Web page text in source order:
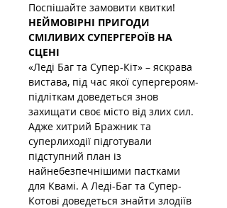
Поспішайте замовити квитки!
НЕЙМОВІРНІ ПРИГОДИ
СМІЛИВИХ СУПЕРГЕРОЇВ НА
СЦЕНІ
«Леді Баг та Супер-Кіт» – яскрава
вистава, під час якої супергероям-
підліткам доведеться знов
захищати своє місто від злих сил.
Адже хитрий Бражник та
суперлиходії підготували
підступний план із
найнебезпечнішими пастками
для Квамі. А Леді-Баг та Супер-
Котові доведеться знайти злодіїв